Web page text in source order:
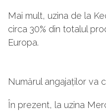
Mai mult, uzina de la
circa 30% din totalul
Europa.
Numărul angajaților va
În prezent, la uzina